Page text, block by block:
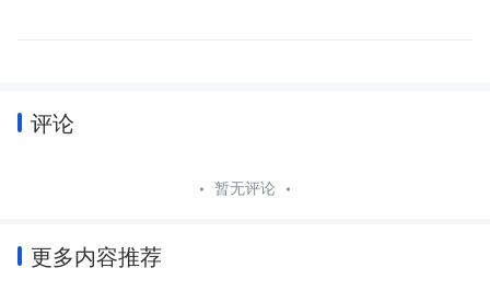
评论
暂无评论
更多内容推荐